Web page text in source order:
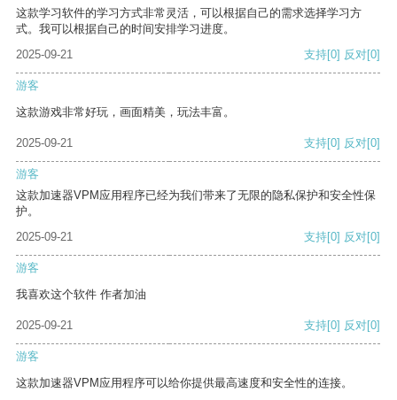
这款学习软件的学习方式非常灵活，可以根据自己的需求选择学习方
式。我可以根据自己的时间安排学习进度。
2025-09-21
支持[0] 反对[0]
游客
这款游戏非常好玩，画面精美，玩法丰富。
2025-09-21 支持[0] 反对[0]
游客
这款加速器VPM应用程序已经为我们带来了无限的隐私保护和安全性保
护。
2025-09-21
支持[0] 反对[0]
游客
我喜欢这个软件 作者加油
2025-09-21 支持[0] 反对[0]
游客
这款加速器VPM应用程序可以给你提供最高速度和安全性的连接。